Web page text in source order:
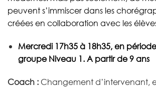
peuvent s’immiscer dans les
créées en collaboration avec les
Mercredi 17h35 à 18h35, en
groupe Niveau 1.A partir de 9 ans
Coach : Changement d’intervenant,